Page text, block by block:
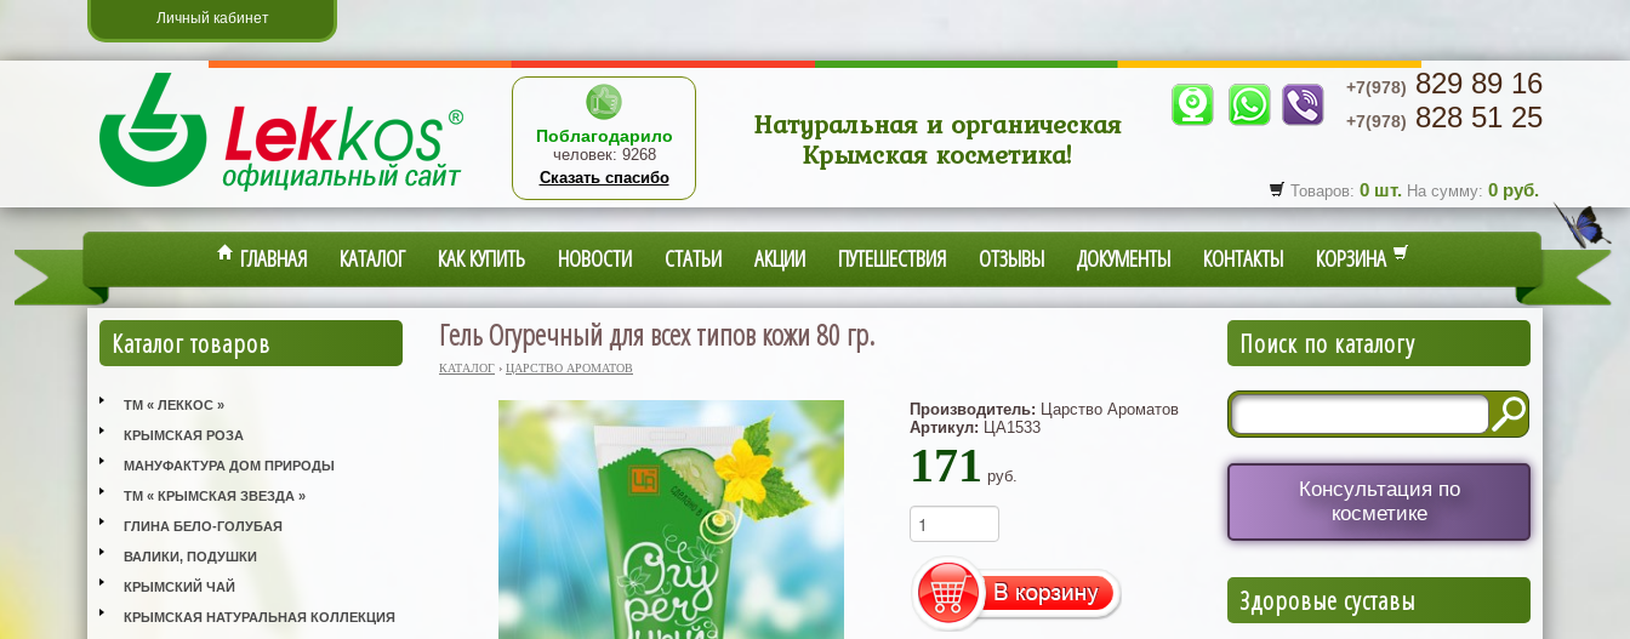
Личный кабинет
Поблагодарило
человек: 9268
Сказать спасибо
Натуральная и органическая
Крымская косметика!
+7(978) 829 89 16
+7(978) 828 51 25
Товаров: 0 шт. На сумму: 0 руб.
ГЛАВНАЯ КАТАЛОГ КАК КУПИТЬ НОВОСТИ СТАТЬИ АКЦИИ ПУТЕШЕСТВИЯ ОТЗЫВЫ ДОКУМЕНТЫ КОНТАКТЫ КОРЗИНА
Каталог товаров
ТМ « ЛЕККОС »
КРЫМСКАЯ РОЗА
МАНУФАКТУРА ДОМ ПРИРОДЫ
ТМ « КРЫМСКАЯ ЗВЕЗДА »
ГЛИНА БЕЛО-ГОЛУБАЯ
ВАЛИКИ, ПОДУШКИ
КРЫМСКИЙ ЧАЙ
КРЫМСКАЯ НАТУРАЛЬНАЯ КОЛЛЕКЦИЯ
Гель Огуречный для всех типов кожи 80 гр.
КАТАЛОГ › ЦАРСТВО АРОМАТОВ
Производитель: Царство Ароматов
Артикул: ЦА1533
171 руб.
Поиск по каталогу
Консультация по
косметике
Здоровые суставы